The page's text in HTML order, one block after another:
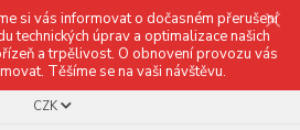
si vás informovat o dočasném přerušení
technických úprav a optimalizace našich
a trpělivost. O obnovení provozu vás
Těšíme se na vaši návštěvu.
CZK